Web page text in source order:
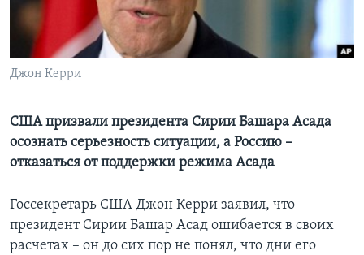
Learning English
СОЦИАЛЬНЫЕ СЕТИ
Языки
Джон Керри
США призвали президента Сирии Башара Асада
осознать серьезность ситуации, а Россию –
отказаться от поддержки режима Асада
Госсекретарь США Джон Керри заявил, что
президент Сирии Башар Асад ошибается в своих
расчетах – он до сих пор не понял, что дни его